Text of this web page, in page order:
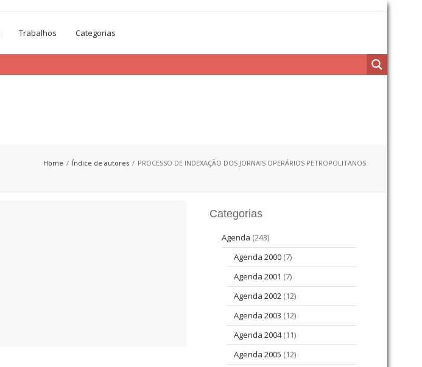
Trabalhos Categorias
Home Índice de autores PROCESSO DE INDEXAÇÃO DOS JORNAIS OPERÁRIOS PETROPOLITANOS
Categorias
Agenda (243)
Agenda 2000 (7)
Agenda 2001 (7)
Agenda 2002 (12)
Agenda 2003 (12)
Agenda 2004(11)
Agenda 2005 (12)